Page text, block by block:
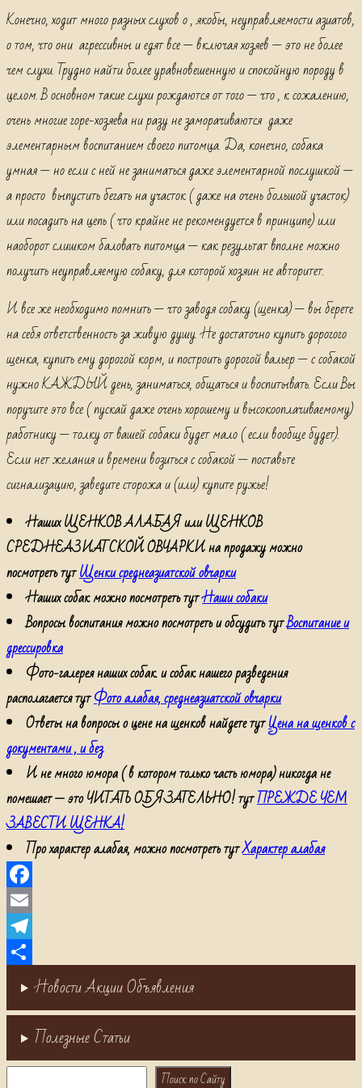
Конечно, ходит много разных слухов о , якобы, неуправляемости азиатов,
о том, что они агрессивны и едят все — включая хозяев — это не более
чем слухи. Трудно найти более уравновешенную и спокойную породу в
целом. В основном такие слухи рождаются от того — что , к сожалению,
очень многие горе-хозяева ни разу не заморачиваются даже
элементарным воспитанием своего питомца. Да, конечно, собака
умная — но если с ней не заниматься даже элементарной послушкой —
а просто выпустить бегать на участок ( даже на очень большой участок)
или посадить на цепь ( что крайне не рекомендуется в принципе) или
наоборот слишком баловать питомца — как результат вполне можно
получить неуправляемую собаку, для которой хозяин не авторитет.
И все же необходимо помнить — что заводя собаку (щенка) — вы берете
на себя ответственность за живую душу. Не достаточно купить дорогого
щенка, купить ему дорогой корм, и построить дорогой вальер — с собакой
нужно КАЖДЫЙ день, заниматься, общаться и воспитывать. Если Вы
поручите это все ( пускай даже очень хорошему и высокооплачиваемому)
работнику — толку от вашей собаки будет мало ( если вообще будет).
Если нет желания и времени возиться с собакой — поставьте
сигнализацию, заведите сторожа и (или) купите ружье!
Наших ЩЕНКОВ АЛАБАЯ или ЩЕНКОВ
СРЕДНЕАЗИАТСКОЙ ОВЧАРКИ на продажу можно
посмотреть тутЩенки среднеазиатской овчарки
Наших собак можно посмотреть тутНаши собаки
Вопросы воспитания можно посмотреть и обсудить тутВоспитание и
дрессировка
Фото-галерея наших собак. и собак нашего разведения
располагается тутФото алабая, среднеазиатской овчарки
Ответы на вопросы о цене на щенков найдете тутЦена на щенков с
документами , и без
И не много юмора ( в котором только часть юмора) никогда не
помешает — это ЧИТАТЬ ОБЯЗАТЕЛЬНО! тутПРЕЖДЕ ЧЕМ
ЗАВЕСТИ ЩЕНКА!
Про характер алабая, можно посмотреть тутХарактер алабая
Facebook
Email
Telegram
Отправить
Новости Акции Объявления
Полезные Статьи
Поиск по Сайту